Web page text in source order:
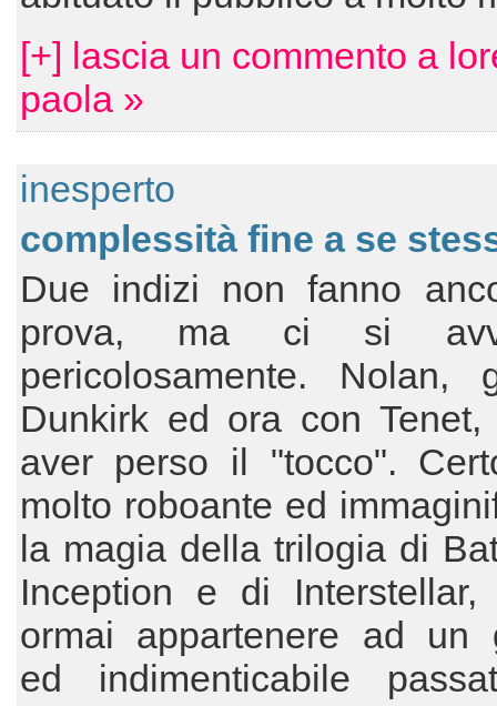
[+] lascia un commento a
paola »
inesperto
complessità fine a se
Due indizi non fanno
prova, ma ci si
pericolosamente. Nolan,
Dunkirk ed ora con Tenet,
aver perso il "tocco".
molto roboante ed
la magia della trilogia di
Inception e di Interstellar,
ormai appartenere ad un
ed indimenticabile